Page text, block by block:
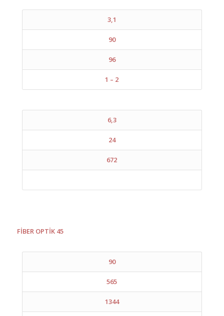
3,1
90
96
1 – 2
6,3
24
672
FİBER OPTİK 45
90
565
1344